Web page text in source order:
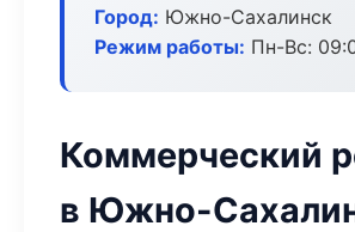
Город: Южно-Сахалинск
Режим работы: Пн-Вс:
Коммерческий
в Южно-